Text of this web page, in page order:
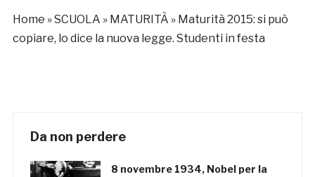
Home »SCUOLA » MATURITÀ » Maturità 2015: si può
copiare, lo dice la nuova legge. Studenti in festa
Da non perdere
8 novembre 1934, Nobel per la